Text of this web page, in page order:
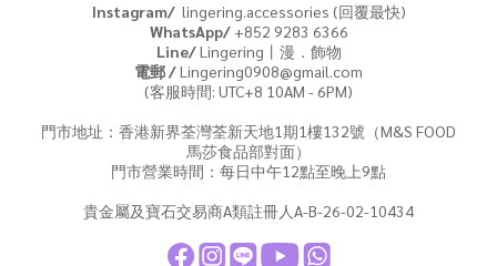
Instagram/ lingering.accessories (回覆最快)
WhatsApp/+852 9283 6366
Line/Lingering丨漫．飾物
電郵 /Lingering0908@gmail.com
(客服時間: UTC+8 10AM - 6PM)
門市地址：香港新界荃灣荃新天地1期1樓132號（M&S FOOD
馬莎食品部對面）
門市營業時間：每日中午12點至晚上9點
貴金屬及寶石交易商A類註冊人A-B-26-02-10434